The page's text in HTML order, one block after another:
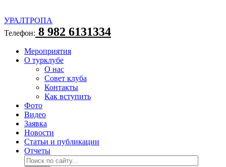
УРАЛТРОПА
Телефон: 8 982 6131334
Мероприятия
О турклубе
О нас
Совет клуба
Контакты
Как вступить
Фото
Видео
Заявка
Новости
Статьи и публикации
Отчеты